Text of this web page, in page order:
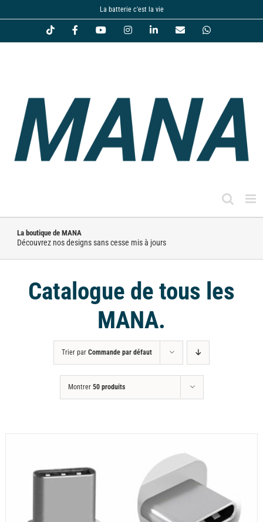
au
La batterie c'est la vie
Tiktok FacebookYouTubeInstagramLinkedInEmail WhatsApp
La boutique de MANA
Découvrez nos designs sans cesse mis à jours
Catalogue de tous les
MANA.
Trier par Commande par défaut
Montrer 50 produits